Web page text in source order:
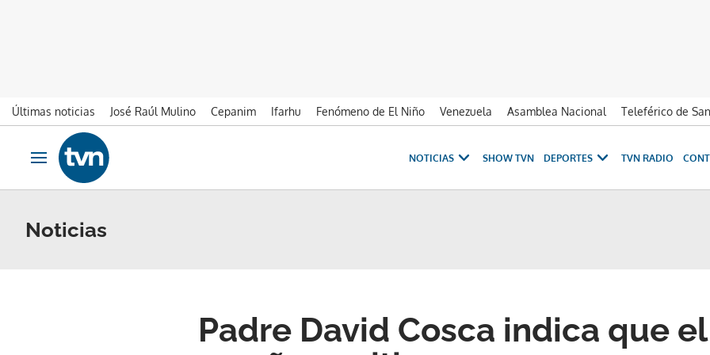
Últimas noticias José Raúl Mulino Cepanim Ifarhu Fenómeno de El Niño Venezuela Asamblea Nacional Teleférico de
Ir al contenido
Obrir navegació
NOTICIAS SHOW TVN DEPORTES TVN RADIO
Noticias
Padre David Cosca indica que